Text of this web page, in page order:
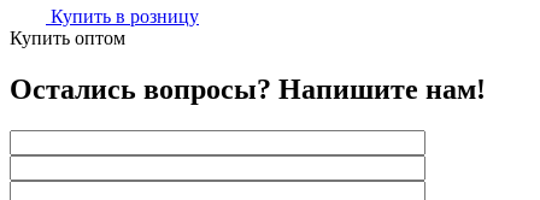
Купить в розницу
Купить оптом
Остались вопросы? Напишите нам!